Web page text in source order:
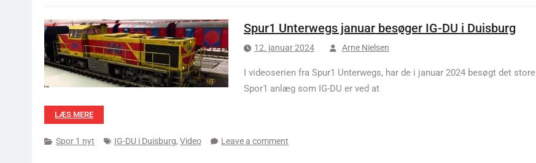
Spur1 Unterwegs januar besøger IG-DU i Duisburg
12. januar 2024 Arne Nielsen
I videoserien fra Spur1 Unterwegs, har de i januar 2024 besøgt det store
Spor1 anlæg som IG-DU er ved at
LÆS MERE
Spor 1 nyt IG-DU i Duisburg, Video Leave a comment